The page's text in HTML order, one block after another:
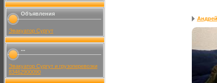
Объявления
Эвакуатор Сургут
...
Эвакуатор Сургут и грузоперевозки
83462900090